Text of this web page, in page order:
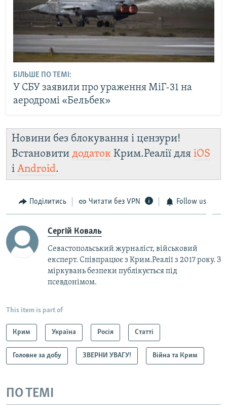
БІЛЬШЕ ПО ТЕМІ:
У СБУ заявили про ураження МіГ-31 на
аеродромі «Бельбек»
Новини без блокування і цензури!
Встановити додаток Крим.Реалії для iOS
і Android.
Поділитись Читати без VPN Follow us
Сергій Коваль
Севастопольський журналіст, військовий
експерт. Співпрацює з Крим.Реалії з 2017 року. З
міркувань безпеки публікується під
псевдонімом.
This item is part of
Крим Україна Росія Статті
Головне за добу ЗВЕРНИ УВАГУ! Війна та Крим
ПО ТЕМІ